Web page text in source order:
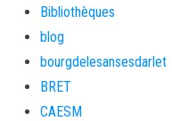
Bibliothèques
blog
bourgdelesansesdarlet
BRET
CAESM